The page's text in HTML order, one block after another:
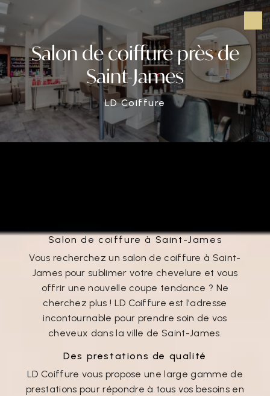
Salon de coiffure près de
Saint-James
LD Coiffure
Salon de coiffure à Saint-James
Vous recherchez un salon de coiffure à Saint-
James pour sublimer votre chevelure et vous
offrir une nouvelle coupe tendance ? Ne
cherchez plus ! LD Coiffure est l'adresse
incontournable pour prendre soin de vos
cheveux dans la ville de Saint-James.
Des prestations de qualité
LD Coiffure vous propose une large gamme de
prestations pour répondre à tous vos besoins en
Panneau de gestion des cookies